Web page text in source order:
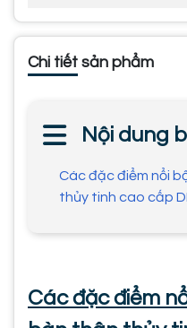
Chi tiết sản phẩm
Nội dung
Các đặc điểm nổi
thủy tinh cao cấp
Các đặc điểm